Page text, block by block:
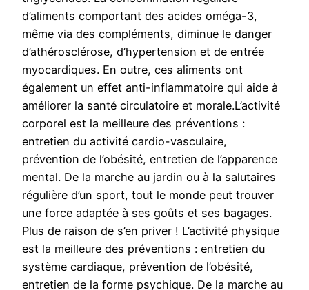
d’aliments comportant des acides oméga-3,
même via des compléments, diminue le danger
d’athérosclérose, d’hypertension et de entrée
myocardiques. En outre, ces aliments ont
également un effet anti-inflammatoire qui aide à
améliorer la santé circulatoire et morale.L’activité
corporel est la meilleure des préventions :
entretien du activité cardio-vasculaire,
prévention de l’obésité, entretien de l’apparence
mental. De la marche au jardin ou à la salutaires
régulière d’un sport, tout le monde peut trouver
une force adaptée à ses goûts et ses bagages.
Plus de raison de s’en priver ! L’activité physique
est la meilleure des préventions : entretien du
système cardiaque, prévention de l’obésité,
entretien de la forme psychique. De la marche au